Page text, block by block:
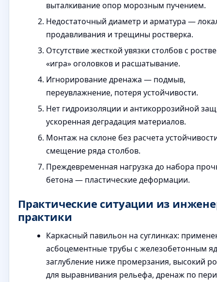
выталкивание опор морозным пучением.
Недостаточный диаметр и арматура —
продавливания и трещины ростверка.
Отсутствие жесткой увязки столбов с
«игра» оголовков и расшатывание.
Игнорирование дренажа — подмыв,
переувлажнение, потеря устойчивости.
Нет гидроизоляции и антикоррозийной
ускоренная деградация материалов.
Монтаж на склоне без расчета
смещение ряда столбов.
Преждевременная нагрузка до набора
бетона — пластические деформации.
Практические ситуации из
практики
Каркасный павильон на суглинках:
асбоцементные трубы с железобетонным
заглубление ниже промерзания, высокий
для выравнивания рельефа, дренаж по